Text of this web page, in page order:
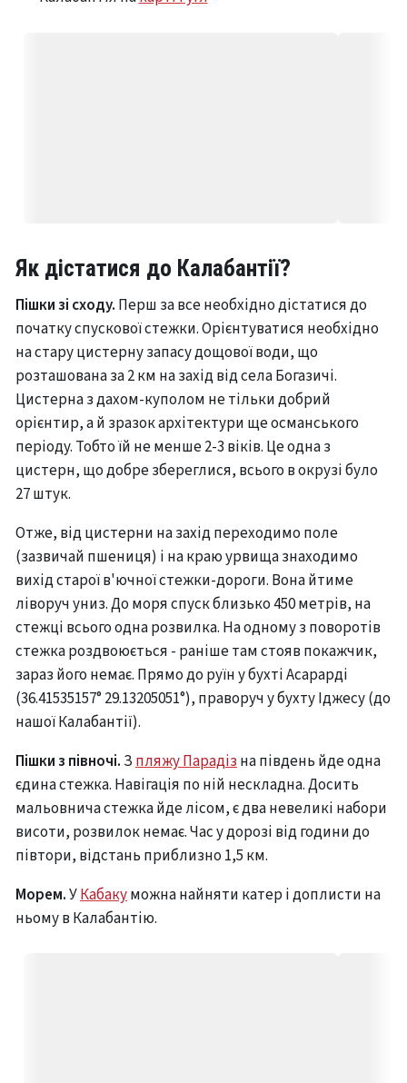
Як дістатися до Калабантії?
Пішки зі сходу. Перш за все необхідно дістатися до
початку спускової стежки. Орієнтуватися необхідно
на стару цистерну запасу дощової води, що
розташована за 2 км на захід від села Богазичі.
Цистерна з дахом-куполом не тільки добрий
орієнтир, а й зразок архітектури ще османського
періоду. Тобто їй не менше 2-3 віків. Це одна з
цистерн, що добре збереглися, всього в окрузі було
27 штук.
Отже, від цистерни на захід переходимо поле
(зазвичай пшениця) і на краю урвища знаходимо
вихід старої в'ючної стежки-дороги. Вона йтиме
ліворуч униз. До моря спуск близько 450 метрів, на
стежці всього одна розвилка. На одному з поворотів
стежка роздвоюється - раніше там стояв покажчик,
зараз його немає. Прямо до руїн у бухті Асарарді
(36.41535157° 29.13205051°), праворуч у бухту Іджесу (до
нашої Калабантії).
Пішки з півночі. Зпляжу Парадізна південь йде одна
єдина стежка. Навігація по ній нескладна. Досить
мальовнича стежка йде лісом, є два невеликі набори
висоти, розвилок немає. Час у дорозі від години до
півтори, відстань приблизно 1,5 км.
Морем.УКабакуможна найняти катер і доплисти на
ньому в Калабантію.